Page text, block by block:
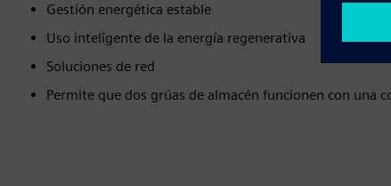
Gestión energética estable
Uso inteligente de la energía regenerativa
Soluciones de red
Permite que dos grúas de almacén funcionen con una